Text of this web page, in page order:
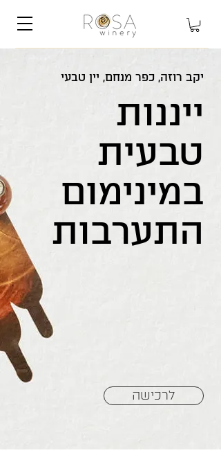
יקב רוזה, כפר מנחם, יין טבעי
ייננות
טבעית
במינימום
התערבות
לרכישה